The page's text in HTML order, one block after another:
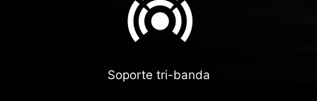
Soporte tri-banda